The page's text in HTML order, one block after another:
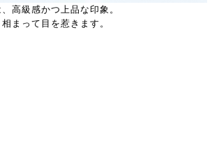
高級感かつ上品な印象。
まって目を惹きます。